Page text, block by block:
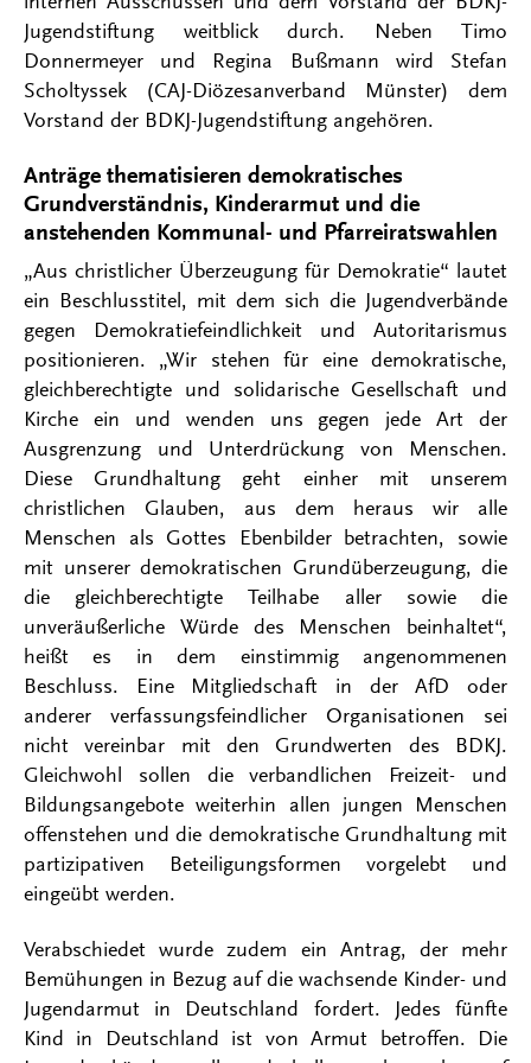
Jugendstiftung weitblick durch. Neben Timo
Donnermeyer und Regina Bußmann wird Stefan
Scholtyssek (CAJ-Diözesanverband Münster) dem
Vorstand der BDKJ-Jugendstiftung angehören.
Anträge thematisieren demokratisches
Grundverständnis, Kinderarmut und die
anstehenden Kommunal- und Pfarreiratswahlen
„Aus christlicher Überzeugung für Demokratie“ lautet
ein Beschlusstitel, mit dem sich die Jugendverbände
gegen Demokratiefeindlichkeit und Autoritarismus
positionieren. „Wir stehen für eine demokratische,
gleichberechtigte und solidarische Gesellschaft und
Kirche ein und wenden uns gegen jede Art der
Ausgrenzung und Unterdrückung von Menschen.
Diese Grundhaltung geht einher mit unserem
christlichen Glauben, aus dem heraus wir alle
Menschen als Gottes Ebenbilder betrachten, sowie
mit unserer demokratischen Grundüberzeugung, die
die gleichberechtigte Teilhabe aller sowie die
unveräußerliche Würde des Menschen beinhaltet“,
heißt es in dem einstimmig angenommenen
Beschluss. Eine Mitgliedschaft in der AfD oder
anderer verfassungsfeindlicher Organisationen sei
nicht vereinbar mit den Grundwerten des BDKJ.
Gleichwohl sollen die verbandlichen Freizeit- und
Bildungsangebote weiterhin allen jungen Menschen
offenstehen und die demokratische Grundhaltung mit
partizipativen Beteiligungsformen vorgelebt und
eingeübt werden.
Verabschiedet wurde zudem ein Antrag, der mehr
Bemühungen in Bezug auf die wachsende Kinder- und
Jugendarmut in Deutschland fordert. Jedes fünfte
Kind in Deutschland ist von Armut betroffen. Die